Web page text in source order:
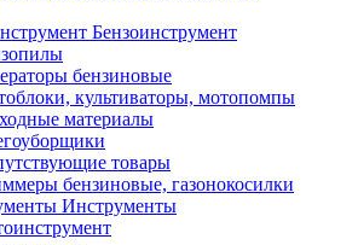
Бензоинструмент
бензиновые
культиваторы, мотопомпы
материалы
товары
бензиновые, газонокосилки
Инструменты